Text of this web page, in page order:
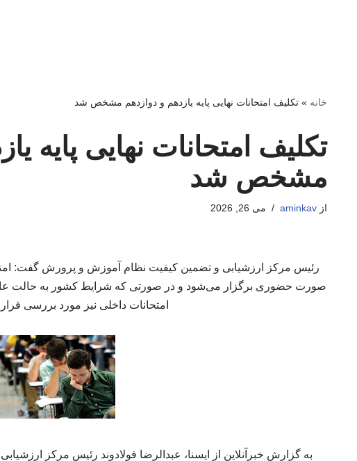
خانه »تکلیف امتحانات نهایی پایه یازدهم و دوازدهم مشخص شد
تکلیف امتحانات نهایی پایه
مشخص شد
ازaminkav می 26, 2026
صورت حضوری برگزار می‌شود و در صورتی که شرایط کشور به حالت
امتحانات داخلی نیز مورد بررسی
به گزارش خبرآنلاین از ایسنا، عبدالرضا فولادوند رئیس مرکز